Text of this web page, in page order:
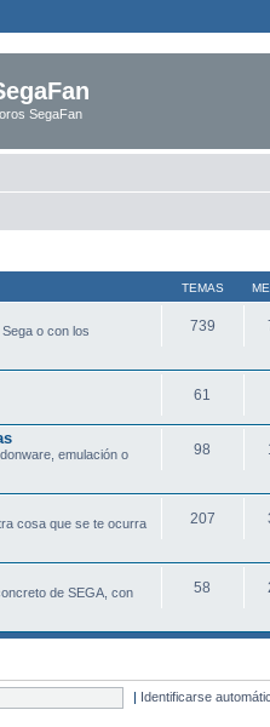
SegaFan
TEMAS
o con los
739
61
emulación o
98
cosa que se te ocurra
207
de SEGA, con
58
| Identificarse